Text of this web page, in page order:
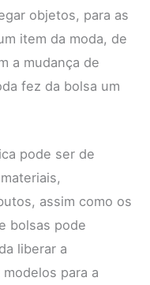
objetos, para as
item da moda, de
a mudança de
fez da bolsa um
pode ser de
assim como os
bolsas pode
liberar a
para a